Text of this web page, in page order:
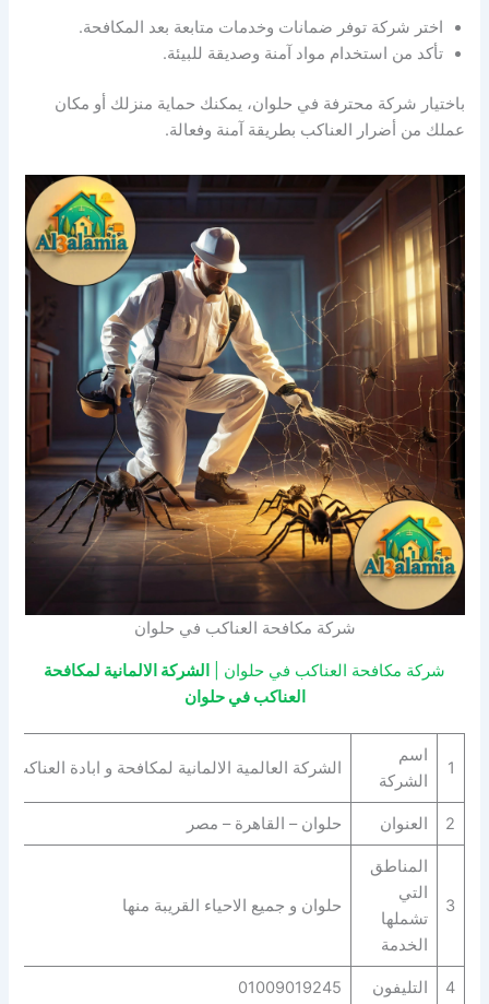
اختر شركة توفر ضمانات وخدمات متابعة بعد المكافحة.
تأكد من استخدام مواد آمنة وصديقة للبيئة.
باختيار شركة محترفة في حلوان، يمكنك حماية منزلك أو مكان
عملك من أضرار العناكب بطريقة آمنة وفعالة.
شركة مكافحة العناكب في حلوان
شركة مكافحة العناكب في حلوان |
الشركة الالمانية لمكافحة
العناكب في حلوان
1
اسم
الشركة
الشركة العالمية الالمانية لمكافحة و ابادة
2 العنوان حلوان – القاهرة – مصر
3
المناطق
التي
تشملها
الخدمة
حلوان و جميع الاحياء القريبة منها
4 التليفون 01009019245